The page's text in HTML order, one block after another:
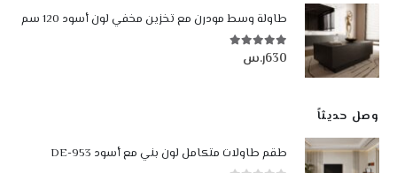
طاولة وسط مودرن مع تخزين مخفي لون أسود 120 سم
5.00 من أصل 5 630ر.س
وصل حديثاً
طقم طاولات متكامل لون بني مع أسود DE-953